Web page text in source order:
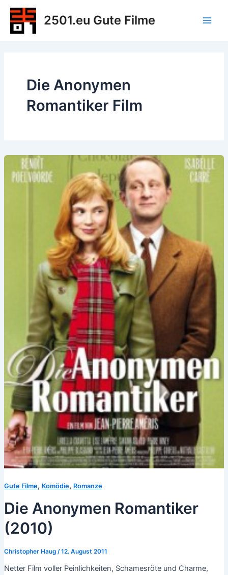
Zum
Inhalt
springen
2501.eu Gute Filme
Die Anonymen
Romantiker Film
Gute Filme, Komödie, Romanze
Die Anonymen Romantiker
(2010)
Christopher Haug /12. August 2011
Netter Film voller Peinlichkeiten, Schamesröte und Charme,